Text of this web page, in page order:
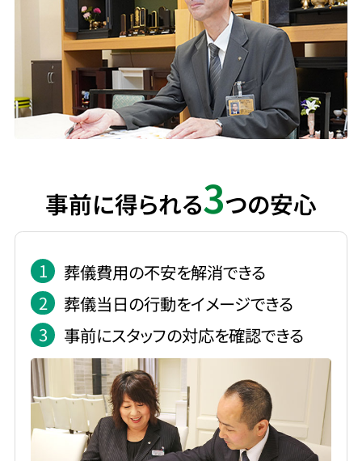
事前に得られる3つの安心
1
葬儀費用の不安を解消できる
2
葬儀当日の行動をイメージできる
3
事前にスタッフの対応を確認できる